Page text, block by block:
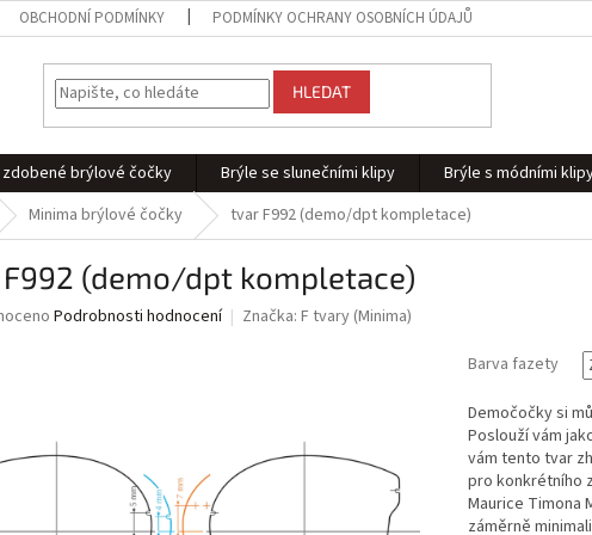
OBCHODNÍ PODMÍNKY PODMÍNKY OCHRANY OSOBNÍCH ÚDAJŮ
HLEDAT
brýlové čočky Brýle se slunečními klipy Brýle s módními
Minima brýlové čočky tvar F992 (demo/dpt kompletace)
(demo/dpt kompletace)
Podrobnosti hodnocení Značka: F tvary (Minima)
Barva fazety
Demočočky si
Poslouží vám
vám tento tvar
pro konkrétního
Maurice Timona
záměrně